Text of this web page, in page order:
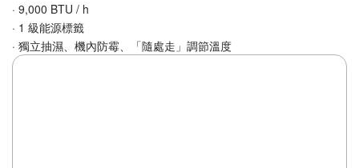
· 9,000 BTU / h
· 1 級能源標籤
· 獨立抽濕、機內防霉、「隨處走」調節溫度